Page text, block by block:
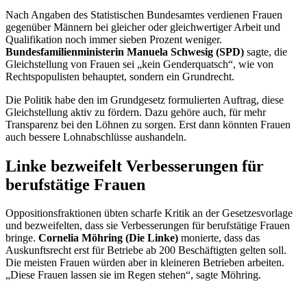
Nach Angaben des Statistischen Bundesamtes verdienen Frauen
gegenüber Männern bei gleicher oder gleichwertiger Arbeit und
Qualifikation noch immer sieben Prozent weniger.
Bundesfamilienministerin Manuela Schwesig (SPD) sagte, die
Gleichstellung von Frauen sei „kein Genderquatsch“, wie von
Rechtspopulisten behauptet, sondern ein Grundrecht.
Die Politik habe den im Grundgesetz formulierten Auftrag, diese
Gleichstellung aktiv zu fördern. Dazu gehöre auch, für mehr
Transparenz bei den Löhnen zu sorgen. Erst dann könnten Frauen
auch bessere Lohnabschlüsse aushandeln.
Linke bezweifelt Verbesserungen für
berufstätige Frauen
Oppositionsfraktionen übten scharfe Kritik an der Gesetzesvorlage
und bezweifelten, dass sie Verbesserungen für berufstätige Frauen
bringe. Cornelia Möhring (Die Linke) monierte, dass das
Auskunftsrecht erst für Betriebe ab 200 Beschäftigten gelten soll.
Die meisten Frauen würden aber in kleineren Betrieben arbeiten.
„Diese Frauen lassen sie im Regen stehen“, sagte Möhring.